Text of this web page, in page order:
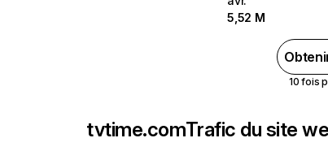
5,52 M
10 fois
tvtime.comTrafic du site